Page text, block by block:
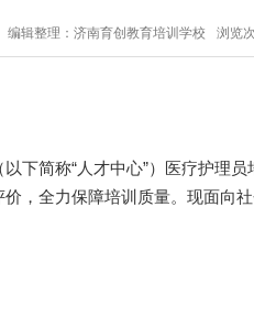
编辑整理：济南育创教育培训学校 浏览
简称“人才中心”）医疗护理员
，全力保障培训质量。现面向